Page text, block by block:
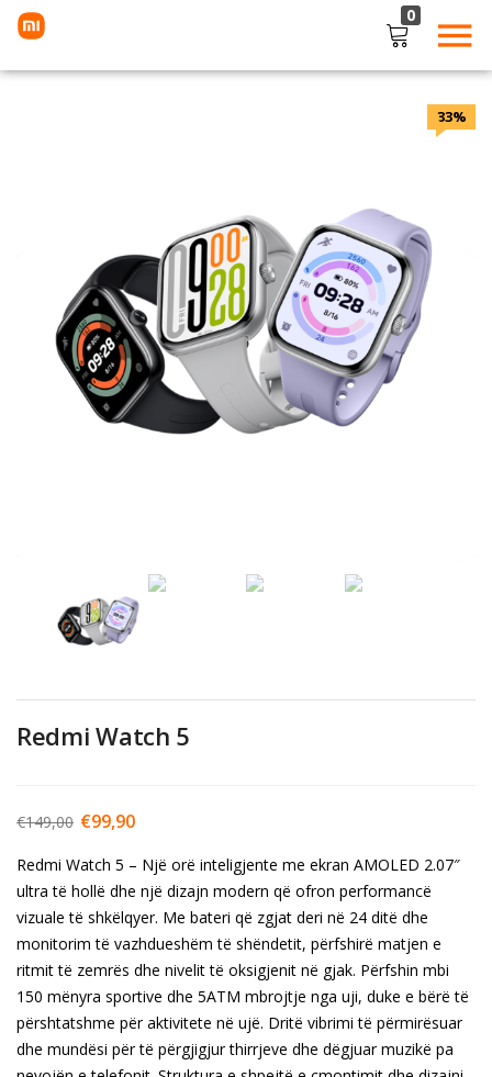
0
Remember me Lost password?
33%
Redmi Watch 5
€149,00 €99,90
Redmi Watch 5 – Një orë inteligjente me ekran AMOLED 2.07″
ultra të hollë dhe një dizajn modern që ofron performancë
vizuale të shkëlqyer. Me bateri që zgjat deri në 24 ditë dhe
monitorim të vazhdueshëm të shëndetit, përfshirë matjen e
ritmit të zemrës dhe nivelit të oksigjenit në gjak. Përfshin mbi
150 mënyra sportive dhe 5ATM mbrojtje nga uji, duke e bërë të
përshtatshme për aktivitete në ujë. Dritë vibrimi të përmirësuar
dhe mundësi për të përgjigjur thirrjeve dhe dëgjuar muzikë pa